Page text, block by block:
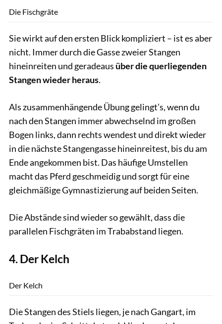
Die Fischgräte
Sie wirkt auf den ersten Blick kompliziert – ist es aber
nicht. Immer durch die Gasse zweier Stangen
hineinreiten und geradeaus über die querliegenden
Stangen wieder heraus.
Als zusammenhängende Übung gelingt’s, wenn du
nach den Stangen immer abwechselnd im großen
Bogen links, dann rechts wendest und direkt wieder
in die nächste Stangengasse hineinreitest, bis du am
Ende angekommen bist. Das häufige Umstellen
macht das Pferd geschmeidig und sorgt für eine
gleichmäßige Gymnastizierung auf beiden Seiten.
Die Abstände sind wieder so gewählt, dass die
parallelen Fischgräten im Trababstand liegen.
4. Der Kelch
Der Kelch
Die Stangen des Stiels liegen, je nach Gangart, im